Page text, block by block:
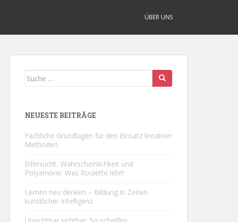
ÜBER UNS
Suche
NEUESTE BEITRÄGE
Fachliche Grundlagen für den Einsatz kreativer
Methoden
Eifersucht, Wahrscheinlichkeit und
Polyamorie: Was Roulette lehrt
Lernen neu denken – Bildung in Zeiten
künstlicher Intelligenz